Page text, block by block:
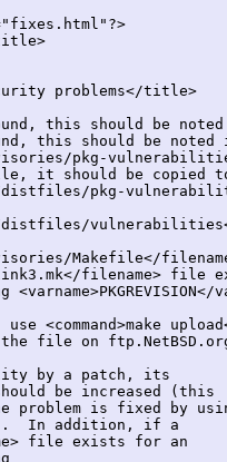
problems</title>
this should be
this should be noted
pkg-
it should be copied
distfiles/pkg-
distfiles/
Makefile</
filename> file
upload</
by a patch, its